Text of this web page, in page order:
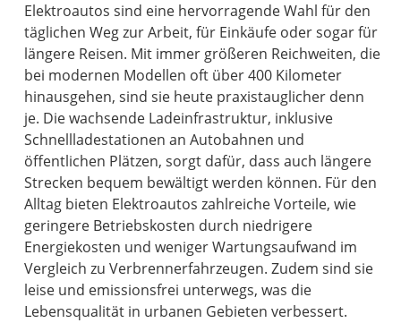
Elektroautos sind eine hervorragende Wahl für den
täglichen Weg zur Arbeit, für Einkäufe oder sogar für
längere Reisen. Mit immer größeren Reichweiten, die
bei modernen Modellen oft über 400 Kilometer
hinausgehen, sind sie heute praxistauglicher denn
je. Die wachsende Ladeinfrastruktur, inklusive
Schnellladestationen an Autobahnen und
öffentlichen Plätzen, sorgt dafür, dass auch längere
Strecken bequem bewältigt werden können. Für den
Alltag bieten Elektroautos zahlreiche Vorteile, wie
geringere Betriebskosten durch niedrigere
Energiekosten und weniger Wartungsaufwand im
Vergleich zu Verbrennerfahrzeugen. Zudem sind sie
leise und emissionsfrei unterwegs, was die
Lebensqualität in urbanen Gebieten verbessert.